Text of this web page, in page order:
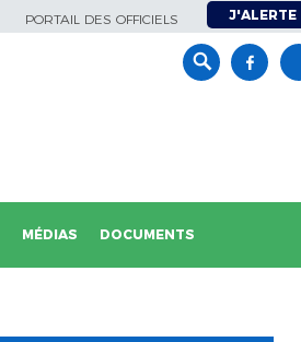
PORTAIL DES OFFICIELS J'ALERTE
MÉDIAS DOCUMENTS